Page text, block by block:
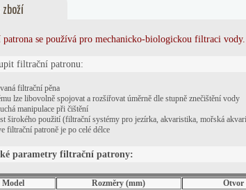
se používá pro mechanicko-biologickou filtraci vody.
filtrační patronu:
filtrační pěna
lze libovolně spojovat a rozšiřovat úměrně dle stupně znečištění vody
manipulace při čištění
širokého použití (filtrační systémy pro jezírka, akvaristika, mořská
filtrační patroně je po celé délce
parametry filtrační patrony:
Model Rozměry (mm) Otvor